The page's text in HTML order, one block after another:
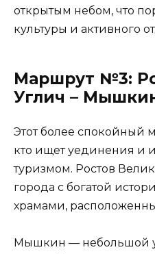
открытым небом, что
культуры и активного
Маршрут №3:
Углич –
Этот более спокойный
кто ищет уединения и
туризмом. Ростов
города с богатой
храмами,
Мышкин — небольшой